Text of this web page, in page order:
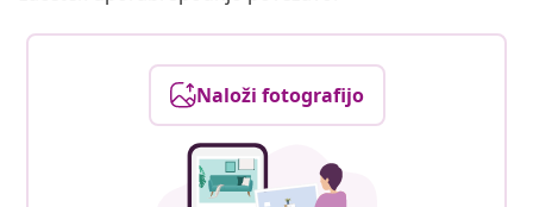
Naloži fotografijo